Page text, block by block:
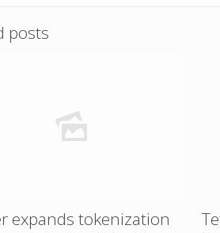
posts
expands tokenization